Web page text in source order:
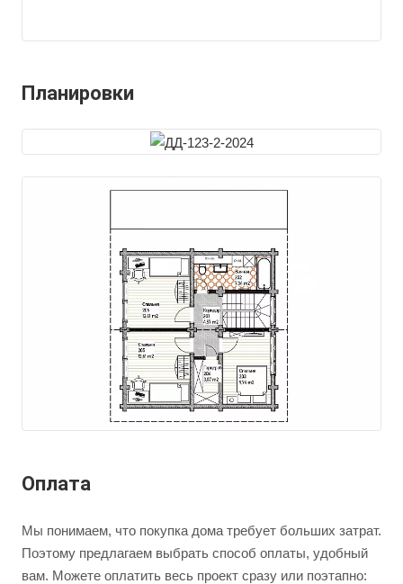
Планировки
Оплата
Мы понимаем, что покупка дома требует больших затрат.
Поэтому предлагаем выбрать способ оплаты, удобный
вам. Можете оплатить весь проект сразу или поэтапно: